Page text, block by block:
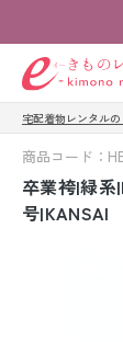
ゲスト
お気に入り
会社案内
宅配着物レンタル
商品コード：
卒業袴|緑系
号|KANSAI